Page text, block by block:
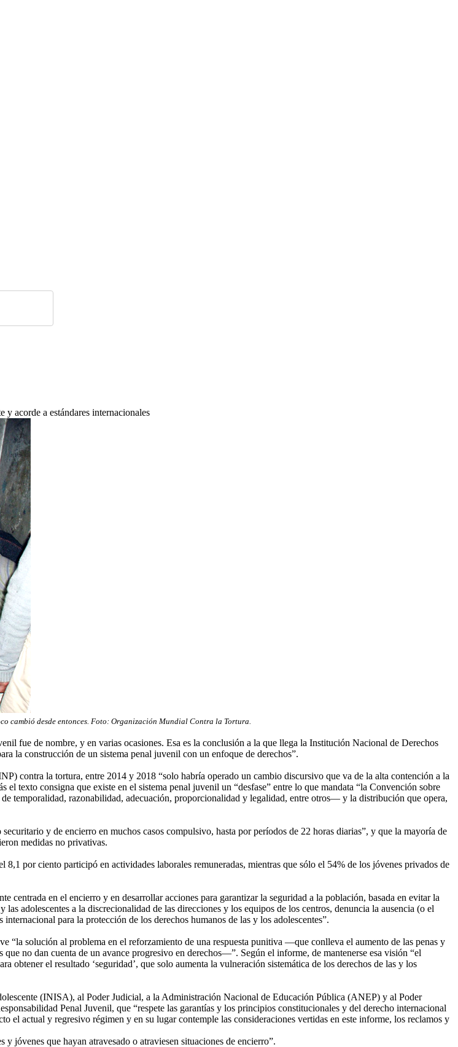
acorde a estándares internacionales
cambió desde entonces. Foto: Organización Mundial Contra la Tortura.
fue de nombre, y en varias ocasiones. Esa es la conclusión a la que llega la Institución Nacional de Derechos
la construcción de un sistema penal juvenil con un enfoque de derechos”.
contra la tortura, entre 2014 y 2018 “solo habría operado un cambio discursivo que va de la alta contención a la
texto consigna que existe en el sistema penal juvenil un “desfase” entre lo que mandata “la Convención sobre
razonabilidad, adecuación, proporcionalidad y legalidad, entre otros— y la distribución que opera,
y de encierro en muchos casos compulsivo, hasta por períodos de 22 horas diarias”, y que la mayoría de
medidas no privativas.
por ciento participó en actividades laborales remuneradas, mientras que sólo el 54% de los jóvenes privados de
en el encierro y en desarrollar acciones para garantizar la seguridad a la población, basada en evitar la
adolescentes a la discrecionalidad de las direcciones y los equipos de los centros, denuncia la ausencia (o el
para la protección de los derechos humanos de las y los adolescentes”.
“la solución al problema en el reforzamiento de una respuesta punitiva —que conlleva el aumento de las penas y
no dan cuenta de un avance progresivo en derechos—”. Según el informe, de mantenerse esa visión “el
obtener el resultado ‘seguridad’, que solo aumenta la vulneración sistemática de los derechos de las y los
(INISA), al Poder Judicial, a la Administración Nacional de Educación Pública (ANEP) y al Poder
Penal Juvenil, que “respete las garantías y los principios constitucionales y del derecho internacional
el actual y regresivo régimen y en su lugar contemple las consideraciones vertidas en este informe, los reclamos y
jóvenes que hayan atravesado o atraviesen situaciones de encierro”.